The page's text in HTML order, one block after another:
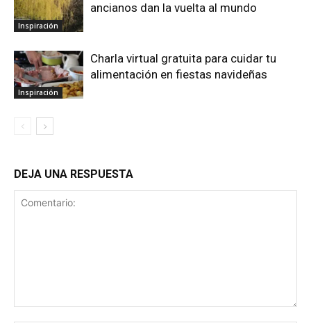
Inspiración
ancianos dan la vuelta al mundo
Inspiración
Charla virtual gratuita para cuidar tu
alimentación en fiestas navideñas
DEJA UNA RESPUESTA